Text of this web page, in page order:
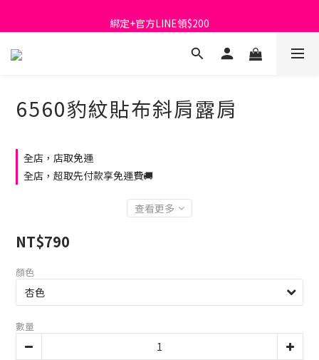
首購免運費🚚
綁定+官方LINE領$200
出清特價_買一送一
6560豹紋貼布斜肩露肩
全店，店取免運
全店，超取先付款享免運費🚚
查看更多
NT$790
顏色
數量